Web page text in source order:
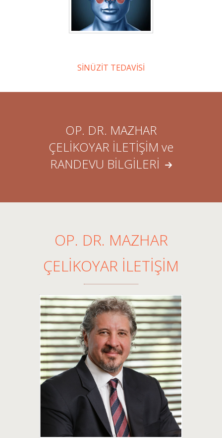
SİNÜZİT TEDAVİSİ
OP. DR. MAZHAR
ÇELİKOYAR İLETİŞİM ve
RANDEVU BİLGİLERİ
OP. DR. MAZHAR
ÇELİKOYAR İLETİŞİM